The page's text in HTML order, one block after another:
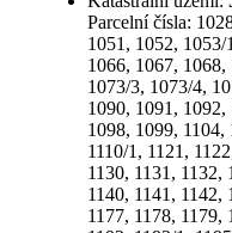
Parcelní čísla:
1051, 1052,
1066, 1067,
1073/3, 1073/4,
1090, 1091,
1098, 1099, 1104,
1110/1, 1121,
1130, 1131, 1132,
1140, 1141, 1142,
1177, 1178, 1179,